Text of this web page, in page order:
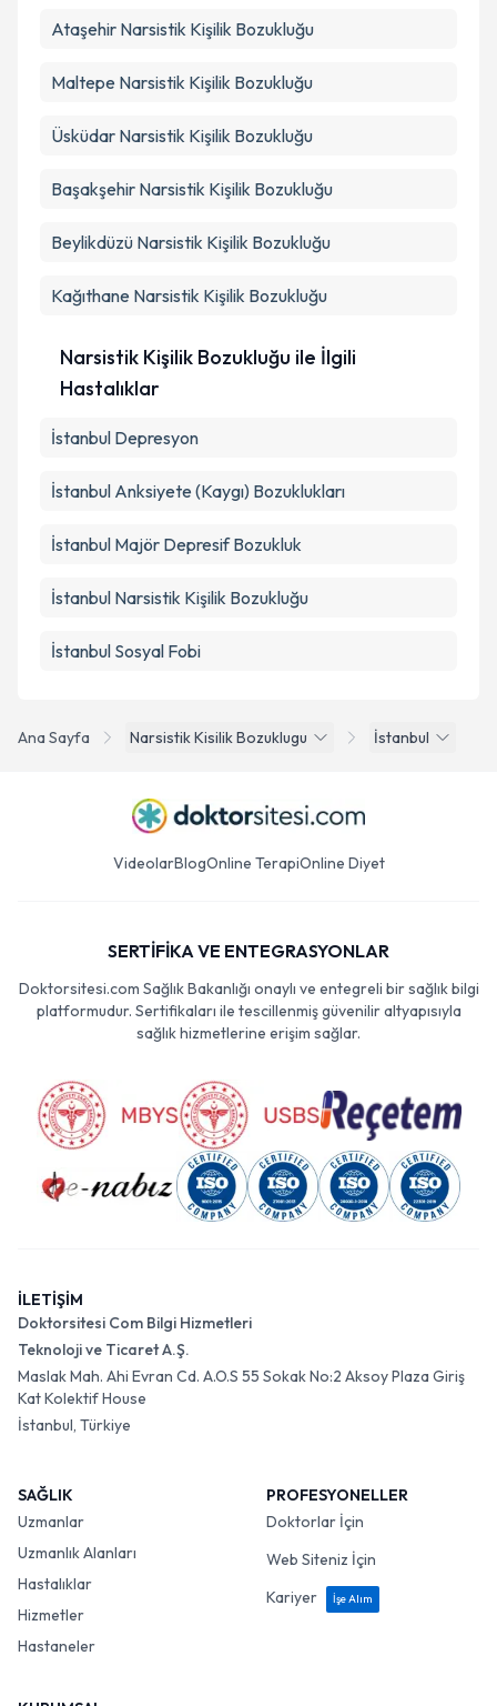
Ana Sayfa Narsistik Kisilik Bozuklugu İstanbul
Ataşehir Narsistik Kişilik Bozukluğu
Maltepe Narsistik Kişilik Bozukluğu
Üsküdar Narsistik Kişilik Bozukluğu
Başakşehir Narsistik Kişilik Bozukluğu
Beylikdüzü Narsistik Kişilik Bozukluğu
Kağıthane Narsistik Kişilik Bozukluğu
Narsistik Kişilik Bozukluğu ile İlgili
Hastalıklar
İstanbul Depresyon
İstanbul Anksiyete (Kaygı) Bozuklukları
İstanbul Majör Depresif Bozukluk
İstanbul Narsistik Kişilik Bozukluğu
İstanbul Sosyal Fobi
VideolarBlogOnline TerapiOnline Diyet
SERTİFİKA VE ENTEGRASYONLAR
Doktorsitesi.com Sağlık Bakanlığı onaylı ve entegreli bir sağlık bilgi
platformudur. Sertifikaları ile tescillenmiş güvenilir altyapısıyla
sağlık hizmetlerine erişim sağlar.
İLETİŞİM
Doktorsitesi Com Bilgi Hizmetleri
Teknoloji ve Ticaret A.Ş.
Maslak Mah. Ahi Evran Cd. A.O.S 55 Sokak No:2 Aksoy Plaza Giriş
Kat Kolektif House
İstanbul, Türkiye
SAĞLIK
Uzmanlar
Uzmanlık Alanları
Hastalıklar
Hizmetler
Hastaneler
PROFESYONELLER
Doktorlar İçin
Web Siteniz İçin
Kariyer
İşe Alım